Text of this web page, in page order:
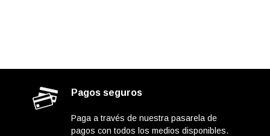
Pagos seguros
Paga a través de nuestra pasarela de
pagos con todos los medios disponibles.